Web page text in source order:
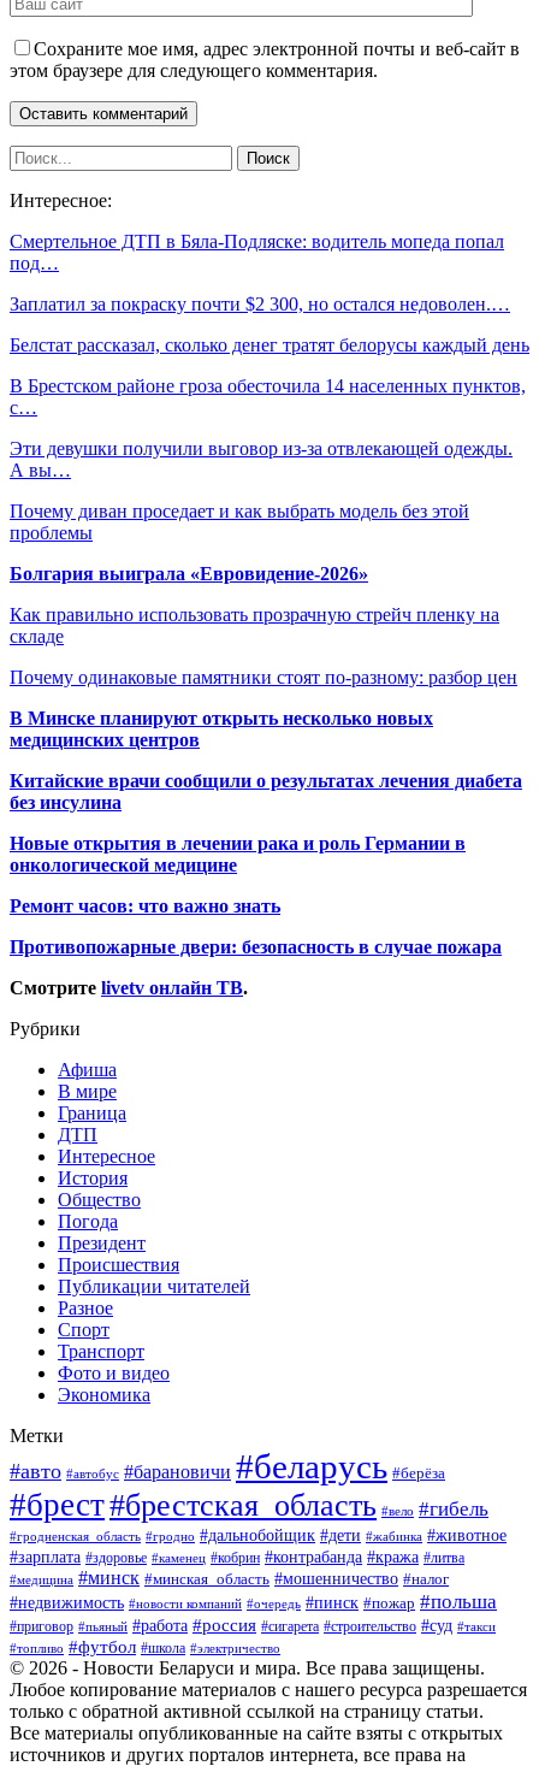
Сохраните мое имя, адрес электронной почты и веб-сайт в
этом браузере для следующего комментария.
Интересное:
Смертельное ДТП в Бяла-Подляске: водитель мопеда попал
под…
Заплатил за покраску почти $2 300, но остался недоволен.…
Белстат рассказал, сколько денег тратят белорусы каждый день
В Брестском районе гроза обесточила 14 населенных пунктов,
с…
Эти девушки получили выговор из-за отвлекающей одежды.
А вы…
Почему диван проседает и как выбрать модель без этой
проблемы
Болгария выиграла «Евровидение-2026»
Как правильно использовать прозрачную стрейч пленку на
складе
Почему одинаковые памятники стоят по-разному: разбор цен
В Минске планируют открыть несколько новых
медицинских центров
Китайские врачи сообщили о результатах лечения диабета
без инсулина
Новые открытия в лечении рака и роль Германии в
онкологической медицине
Ремонт часов: что важно знать
Противопожарные двери: безопасность в случае пожара
Смотрите livetv онлайн ТВ.
Рубрики
Афиша
В мире
Граница
ДТП
Интересное
История
Общество
Погода
Президент
Происшествия
Публикации читателей
Разное
Спорт
Транспорт
Фото и видео
Экономика
Метки
#авто #автобус #барановичи #беларусь #берёза
#брест#брестская_область #вело #гибель
#гродненская_область #гродно #дальнобойщик #дети #жабинка #животное
#зарплата #здоровье #каменец #кобрин #контрабанда #кража #литва
#медицина #минск #минская_область #мошенничество #налог
#недвижимость #новости компаний #очередь #пинск #пожар #польша
#приговор #пьяный #работа #россия #сигарета #строительство #суд #такси
#топливо #футбол #школа #электричество
© 2026 - Новости Беларуси и мира. Все права защищены.
Любое копирование материалов с нашего ресурса разрешается
только с обратной активной ссылкой на страницу статьи.
Все материалы опубликованные на сайте взяты с открытых
источников и других порталов интернета, все права на